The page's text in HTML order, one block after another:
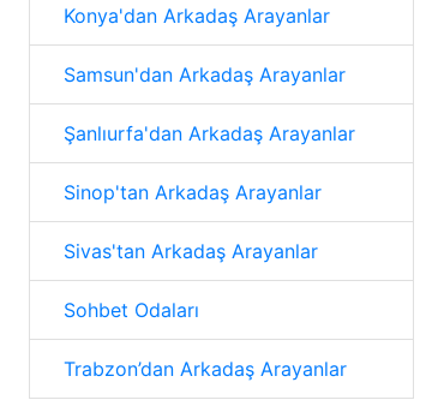
Konya'dan Arkadaş Arayanlar
Samsun'dan Arkadaş Arayanlar
Şanlıurfa'dan Arkadaş Arayanlar
Sinop'tan Arkadaş Arayanlar
Sivas'tan Arkadaş Arayanlar
Sohbet Odaları
Trabzon’dan Arkadaş Arayanlar